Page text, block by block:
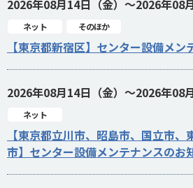
2026年08月14日（金）～2026年08
ネット そのほか
【東京都新宿区】センター設備メ
2026年08月14日（金）～2026年08
ネット
【東京都立川市、昭島市、国立市、
市】センター設備メンテナンスのお